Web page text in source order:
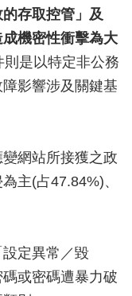
存取控管」及
成機密性衝擊為大
是以特定非公務
影響涉及關鍵基
網站所接獲之政
主(占47.84%)、
定異常／毀
或密碼遭暴力破